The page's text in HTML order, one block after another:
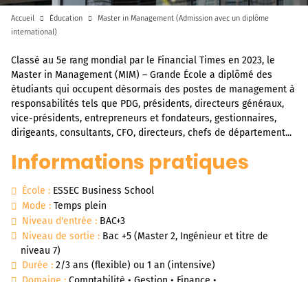
Accueil Éducation
Master in Management (Admission avec un diplôme
international)
Classé au 5e rang mondial par le Financial Times en 2023, le
Master in Management (MIM) – Grande École a diplômé des
étudiants qui occupent désormais des postes de management à
responsabilités tels que PDG, présidents, directeurs généraux,
vice-présidents, entrepreneurs et fondateurs, gestionnaires,
dirigeants, consultants, CFO, directeurs, chefs de département...
Informations pratiques
École : ESSEC Business School
Mode : Temps plein
Niveau d'entrée : BAC+3
Niveau de sortie : Bac +5 (Master 2, Ingénieur et titre de
niveau 7)
Durée : 2/3 ans (flexible) ou 1 an (intensive)